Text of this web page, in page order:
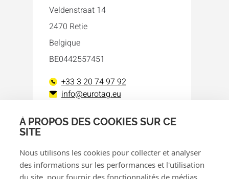
À PROPOS DES COOKIES SUR CE
SITE
Nous utilisons les cookies pour collecter et analyser
des informations sur les performances et l'utilisation
du site, pour fournir des fonctionnalités de médias
Veldenstraat 14
2470 Retie
Belgique
BE0442557451
+33 3 20 74 97 92
info@eurotag.eu
Facebook
LinkedIn